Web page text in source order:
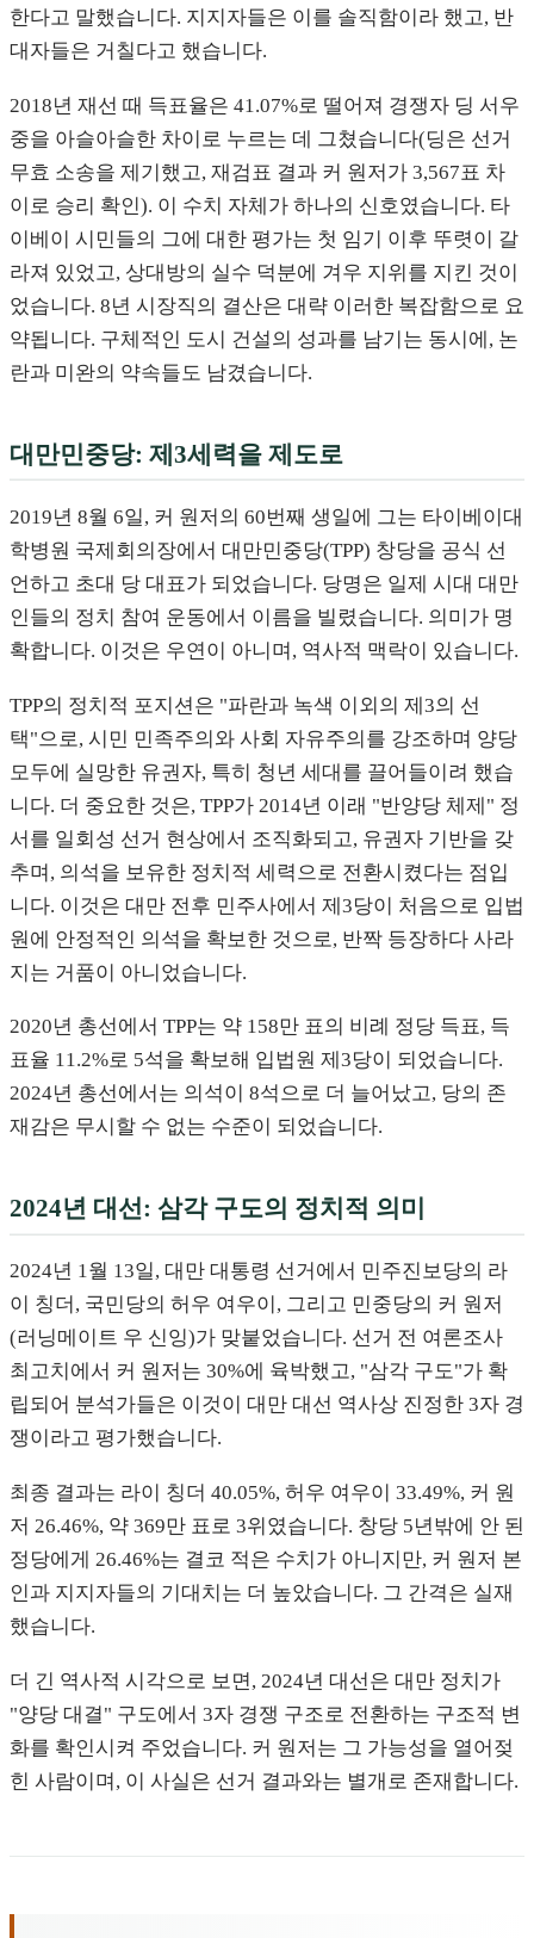
한다고 말했습니다. 지지자들은 이를 솔직함이라 했고, 반
대자들은 거칠다고 했습니다.
2018년 재선 때 득표율은 41.07%로 떨어져 경쟁자 딩 서우
중을 아슬아슬한 차이로 누르는 데 그쳤습니다(딩은 선거
무효 소송을 제기했고, 재검표 결과 커 원저가 3,567표 차
이로 승리 확인). 이 수치 자체가 하나의 신호였습니다. 타
이베이 시민들의 그에 대한 평가는 첫 임기 이후 뚜렷이 갈
라져 있었고, 상대방의 실수 덕분에 겨우 지위를 지킨 것이
었습니다. 8년 시장직의 결산은 대략 이러한 복잡함으로 요
약됩니다. 구체적인 도시 건설의 성과를 남기는 동시에, 논
란과 미완의 약속들도 남겼습니다.
대만민중당: 제3세력을 제도로
2019년 8월 6일, 커 원저의 60번째 생일에 그는 타이베이대
학병원 국제회의장에서 대만민중당(TPP) 창당을 공식 선
언하고 초대 당 대표가 되었습니다. 당명은 일제 시대 대만
인들의 정치 참여 운동에서 이름을 빌렸습니다. 의미가 명
확합니다. 이것은 우연이 아니며, 역사적 맥락이 있습니다.
TPP의 정치적 포지션은 "파란과 녹색 이외의 제3의 선
택"으로, 시민 민족주의와 사회 자유주의를 강조하며 양당
모두에 실망한 유권자, 특히 청년 세대를 끌어들이려 했습
니다. 더 중요한 것은, TPP가 2014년 이래 "반양당 체제" 정
서를 일회성 선거 현상에서 조직화되고, 유권자 기반을 갖
추며, 의석을 보유한 정치적 세력으로 전환시켰다는 점입
니다. 이것은 대만 전후 민주사에서 제3당이 처음으로 입법
원에 안정적인 의석을 확보한 것으로, 반짝 등장하다 사라
지는 거품이 아니었습니다.
2020년 총선에서 TPP는 약 158만 표의 비례 정당 득표, 득
표율 11.2%로 5석을 확보해 입법원 제3당이 되었습니다.
2024년 총선에서는 의석이 8석으로 더 늘어났고, 당의 존
재감은 무시할 수 없는 수준이 되었습니다.
2024년 대선: 삼각 구도의 정치적 의미
2024년 1월 13일, 대만 대통령 선거에서 민주진보당의 라
이 칭더, 국민당의 허우 여우이, 그리고 민중당의 커 원저
(러닝메이트 우 신잉)가 맞붙었습니다. 선거 전 여론조사
최고치에서 커 원저는 30%에 육박했고, "삼각 구도"가 확
립되어 분석가들은 이것이 대만 대선 역사상 진정한 3자 경
쟁이라고 평가했습니다.
최종 결과는 라이 칭더 40.05%, 허우 여우이 33.49%, 커 원
저 26.46%, 약 369만 표로 3위였습니다. 창당 5년밖에 안 된
정당에게 26.46%는 결코 적은 수치가 아니지만, 커 원저 본
인과 지지자들의 기대치는 더 높았습니다. 그 간격은 실재
했습니다.
더 긴 역사적 시각으로 보면, 2024년 대선은 대만 정치가
"양당 대결" 구도에서 3자 경쟁 구조로 전환하는 구조적 변
화를 확인시켜 주었습니다. 커 원저는 그 가능성을 열어젖
힌 사람이며, 이 사실은 선거 결과와는 별개로 존재합니다.